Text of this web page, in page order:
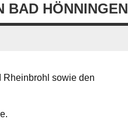
BAD HÖNNINGEN
Rheinbrohl sowie den